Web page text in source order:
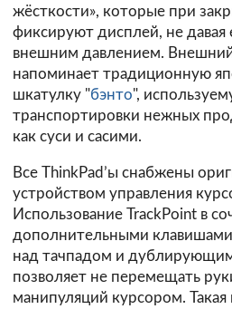
жёсткости», которые при
фиксируют дисплей, не давая
внешним давлением.
напоминает традиционную
шкатулку "бэнто",
транспортировки нежных
как суси и сасими.
Все ThinkPad’ы снабжены
устройством управления
Использование TrackPoint в
дополнительными
над тачпадом и
позволяет не перемещать
манипуляций курсором.